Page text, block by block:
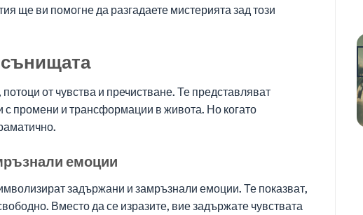
ще ви помогне да разгадаете мистерията зад този
от чувства и пречистване. Те представляват
промени и трансформации в живота. Но когато
емоции
задържани и замръзнали емоции. Те показват,
Вместо да се изразите, вие задържате чувствата